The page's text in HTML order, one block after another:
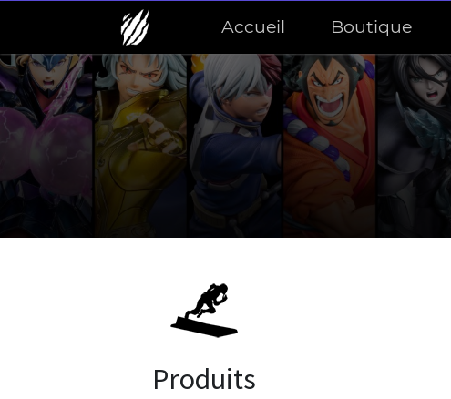
Accueil Boutique
Produits